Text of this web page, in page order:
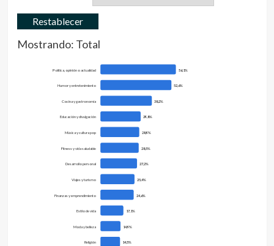
Restablecer
Mostrando: Total
Política, opinión o actualidad 56,1%
Humor y entretenimiento 52,6%
Cocina y gastronomía 38,2%
Educación y divulgación 29,8%
Música y cultura pop 28,9%
Fitness y vida saludable 28,5%
Desarrollo personal 27,2%
Viajes y turismo 25,4%
Finanzas y emprendimiento 24,6%
Estilo de vida 17,1%
Moda y belleza 14,9%
Religión 14,5%